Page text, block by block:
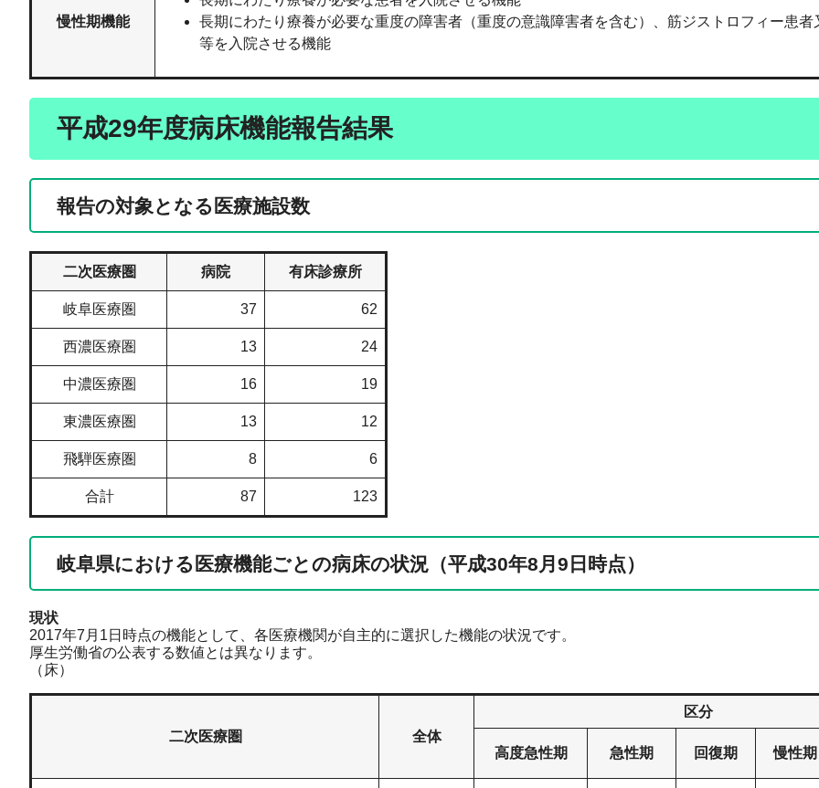
慢性期機能
長期にわたり療養が必要な重度の障害者（重度の意識障害者を含む）、筋ジストロフィー患者
等を入院させる機能
平成29年度病床機能報告結果
報告の対象となる医療施設数
二次医療圏 病院 有床診療所
岐阜医療圏 37 62
西濃医療圏 13 24
中濃医療圏 16 19
東濃医療圏 13 12
飛騨医療圏 8 6
合計 87 123
岐阜県における医療機能ごとの病床の状況（平成30年8月9日時点）
現状
2017年7月1日時点の機能として、各医療機関が自主的に選択した機能の状況です。
厚生労働省の公表する数値とは異なります。
（床）
二次医療圏 全体
区分
高度急性期 急性期 回復期 慢性期